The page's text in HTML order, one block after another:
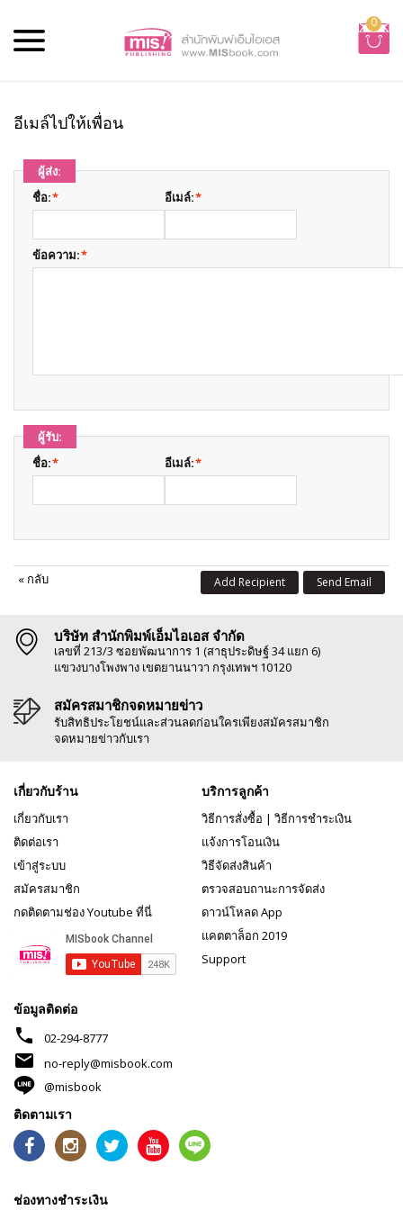
0
อีเมล์ไปให้เพื่อน
ผู้ส่ง:
*
ชื่อ: *
อีเมล์:
*
ข้อความ:
ผู้รับ:
*
ชื่อ: *
อีเมล์:
« กลับ Send Email
Add Recipient
บริษัท สำนักพิมพ์เอ็มไอเอส จำกัด
เลขที่ 213/3 ซอยพัฒนาการ 1 (สาธุประดิษฐ์ 34 แยก 6)
แขวงบางโพงพาง เขตยานนาวา กรุงเทพฯ 10120
สมัครสมาชิกจดหมายข่าว
รับสิทธิประโยชน์และส่วนลดก่อนใครเพียงสมัครสมาชิก
จดหมายข่าวกับเรา
เกี่ยวกับร้าน
เกี่ยวกับเรา
ติดต่อเรา
เข้าสู่ระบบ
สมัครสมาชิก
กดติดตามช่อง Youtube ที่นี่
บริการลูกค้า
วิธีการสั่งซื้อ | วิธีการชำระเงิน
แจ้งการโอนเงิน
วิธีจัดส่งสินค้า
ตรวจสอบถานะการจัดส่ง
ดาวน์โหลด App
แคตตาล็อก 2019
Support
ข้อมูลติดต่อ
phone 02-294-8777
mail
no-reply@misbook.com
@misbook
ติดตามเรา
ช่องทางชำระเงิน